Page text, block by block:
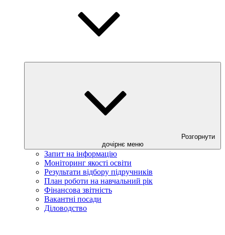
Розгорнути
дочірнє меню
Запит на інформацію
Моніторинг якості освіти
Результати відбору підручників
План роботи на навчальний рік
Фінансова звітність
Вакантні посади
Діловодство